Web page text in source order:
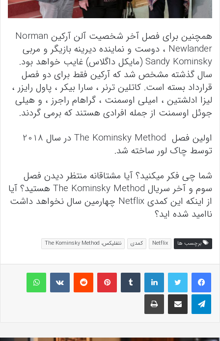
همچنین برای فصل آخر شخصیت آلن آرکین Norman
Newlander ، دوست و نماینده دیرینه بازیگر و مربی
Sandy Kominsky (مایکل داگلاس) غایب خواهد بود.
سال گذشته مشخص شد که آرکین فقط برای دو فصل
قرارداد بسته است. کاتلین ترنر ، سارا بیکر ، پاول رایزر ،
لیزا ادلشتین ، امیلی اوسمنت ، گراهام راجرز ، و هیلی
جوئل اوسمنت از جمله افرادی هستند که برمی گردند.
اولین فصل The Kominsky Method در سال 2018
توسط چاک لور ساخته شد.
شما چی فکر میکنید؟ آیا مشتاقانه منتظر دیدن فصل
سوم و آخر سریال The Kominsky Method هستید؟ آیا
از اینکه این کمدی Netflix چهارمین سال نخواهد داشت
ناامید شده اید؟
برچسب ها Netflix کمدی نتفلیکس، The Kominsky Method
لینکداینتامبلر پینتریستReddit
VKontakteواتس آپ
تلگرام اشتراک گذاری با ایمیل چاپ